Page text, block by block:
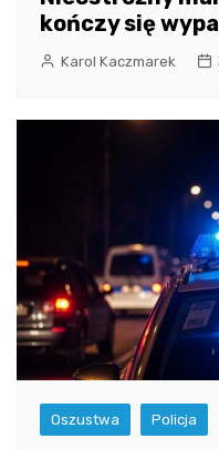
kończy się
Karol Kaczmarek
Oszustwa Policja